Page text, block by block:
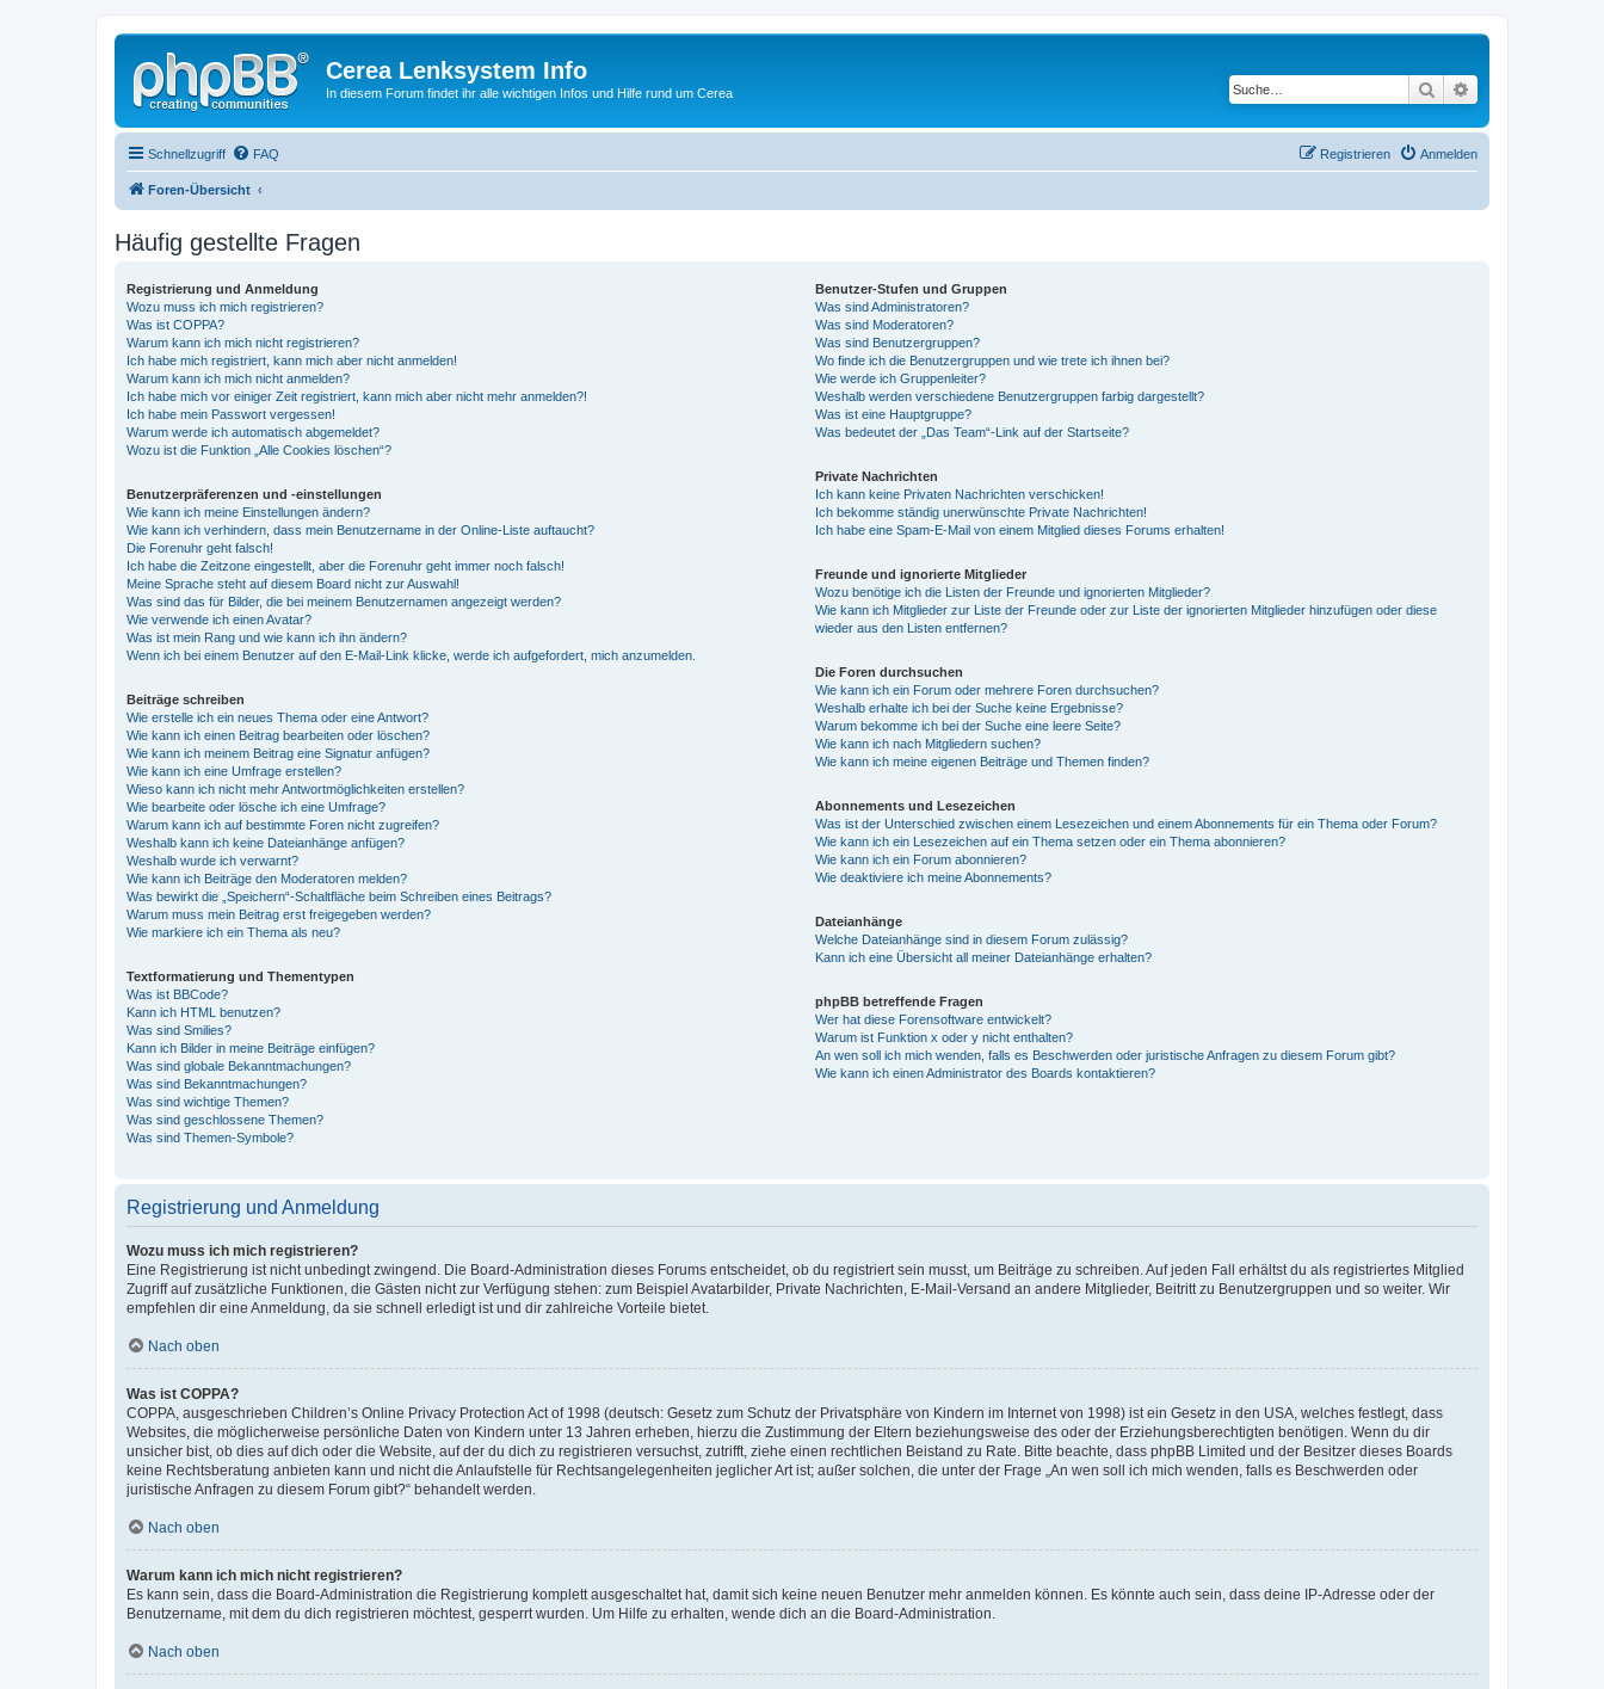
Cerea Lenksystem Info
In diesem Forum findet ihr alle wichtigen Infos und Hilfe rund um Cerea Suche
Schnellzugriff FAQ Anmelden
Registrieren
Foren-Übersicht
Häufig gestellte Fragen
Registrierung und Anmeldung
Wozu muss ich mich registrieren?
Was ist COPPA?
Warum kann ich mich nicht registrieren?
Ich habe mich registriert, kann mich aber nicht anmelden!
Warum kann ich mich nicht anmelden?
Ich habe mich vor einiger Zeit registriert, kann mich aber nicht mehr anmelden?!
Ich habe mein Passwort vergessen!
Warum werde ich automatisch abgemeldet?
Wozu ist die Funktion „Alle Cookies löschen“?
Benutzerpräferenzen und -einstellungen
Wie kann ich meine Einstellungen ändern?
Wie kann ich verhindern, dass mein Benutzername in der Online-Liste auftaucht?
Die Forenuhr geht falsch!
Ich habe die Zeitzone eingestellt, aber die Forenuhr geht immer noch falsch!
Meine Sprache steht auf diesem Board nicht zur Auswahl!
Was sind das für Bilder, die bei meinem Benutzernamen angezeigt werden?
Wie verwende ich einen Avatar?
Was ist mein Rang und wie kann ich ihn ändern?
Wenn ich bei einem Benutzer auf den E-Mail-Link klicke, werde ich aufgefordert, mich anzumelden.
Beiträge schreiben
Wie erstelle ich ein neues Thema oder eine Antwort?
Wie kann ich einen Beitrag bearbeiten oder löschen?
Wie kann ich meinem Beitrag eine Signatur anfügen?
Wie kann ich eine Umfrage erstellen?
Wieso kann ich nicht mehr Antwortmöglichkeiten erstellen?
Wie bearbeite oder lösche ich eine Umfrage?
Warum kann ich auf bestimmte Foren nicht zugreifen?
Weshalb kann ich keine Dateianhänge anfügen?
Weshalb wurde ich verwarnt?
Wie kann ich Beiträge den Moderatoren melden?
Was bewirkt die „Speichern“-Schaltfläche beim Schreiben eines Beitrags?
Warum muss mein Beitrag erst freigegeben werden?
Wie markiere ich ein Thema als neu?
Textformatierung und Thementypen
Was ist BBCode?
Kann ich HTML benutzen?
Was sind Smilies?
Kann ich Bilder in meine Beiträge einfügen?
Was sind globale Bekanntmachungen?
Was sind Bekanntmachungen?
Was sind wichtige Themen?
Was sind geschlossene Themen?
Was sind Themen-Symbole?
Benutzer-Stufen und Gruppen
Was sind Administratoren?
Was sind Moderatoren?
Was sind Benutzergruppen?
Wo finde ich die Benutzergruppen und wie trete ich ihnen bei?
Wie werde ich Gruppenleiter?
Weshalb werden verschiedene Benutzergruppen farbig dargestellt?
Was ist eine Hauptgruppe?
Was bedeutet der „Das Team“-Link auf der Startseite?
Private Nachrichten
Ich kann keine Privaten Nachrichten verschicken!
Ich bekomme ständig unerwünschte Private Nachrichten!
Ich habe eine Spam-E-Mail von einem Mitglied dieses Forums erhalten!
Freunde und ignorierte Mitglieder
Wozu benötige ich die Listen der Freunde und ignorierten Mitglieder?
Wie kann ich Mitglieder zur Liste der Freunde oder zur Liste der ignorierten Mitglieder hinzufügen oder diese
wieder aus den Listen entfernen?
Die Foren durchsuchen
Wie kann ich ein Forum oder mehrere Foren durchsuchen?
Weshalb erhalte ich bei der Suche keine Ergebnisse?
Warum bekomme ich bei der Suche eine leere Seite?
Wie kann ich nach Mitgliedern suchen?
Wie kann ich meine eigenen Beiträge und Themen finden?
Abonnements und Lesezeichen
Was ist der Unterschied zwischen einem Lesezeichen und einem Abonnements für ein Thema oder Forum?
Wie kann ich ein Lesezeichen auf ein Thema setzen oder ein Thema abonnieren?
Wie kann ich ein Forum abonnieren?
Wie deaktiviere ich meine Abonnements?
Dateianhänge
Welche Dateianhänge sind in diesem Forum zulässig?
Kann ich eine Übersicht all meiner Dateianhänge erhalten?
phpBB betreffende Fragen
Wer hat diese Forensoftware entwickelt?
Warum ist Funktion x oder y nicht enthalten?
An wen soll ich mich wenden, falls es Beschwerden oder juristische Anfragen zu diesem Forum gibt?
Wie kann ich einen Administrator des Boards kontaktieren?
Registrierung und Anmeldung
Wozu muss ich mich registrieren?
Eine Registrierung ist nicht unbedingt zwingend. Die Board-Administration dieses Forums entscheidet, ob du registriert sein musst, um Beiträge zu schreiben. Auf jeden Fall erhältst du als registriertes Mitglied
Zugriff auf zusätzliche Funktionen, die Gästen nicht zur Verfügung stehen: zum Beispiel Avatarbilder, Private Nachrichten, E-Mail-Versand an andere Mitglieder, Beitritt zu Benutzergruppen und so weiter. Wir
empfehlen dir eine Anmeldung, da sie schnell erledigt ist und dir zahlreiche Vorteile bietet.
Nach oben
Was ist COPPA?
COPPA, ausgeschrieben Children’s Online Privacy Protection Act of 1998 (deutsch: Gesetz zum Schutz der Privatsphäre von Kindern im Internet von 1998) ist ein Gesetz in den USA, welches festlegt, dass
Websites, die möglicherweise persönliche Daten von Kindern unter 13 Jahren erheben, hierzu die Zustimmung der Eltern beziehungsweise des oder der Erziehungsberechtigten benötigen. Wenn du dir
unsicher bist, ob dies auf dich oder die Website, auf der du dich zu registrieren versuchst, zutrifft, ziehe einen rechtlichen Beistand zu Rate. Bitte beachte, dass phpBB Limited und der Besitzer dieses Boards
keine Rechtsberatung anbieten kann und nicht die Anlaufstelle für Rechtsangelegenheiten jeglicher Art ist; außer solchen, die unter der Frage „An wen soll ich mich wenden, falls es Beschwerden oder
juristische Anfragen zu diesem Forum gibt?“ behandelt werden.
Nach oben
Warum kann ich mich nicht registrieren?
Es kann sein, dass die Board-Administration die Registrierung komplett ausgeschaltet hat, damit sich keine neuen Benutzer mehr anmelden können. Es könnte auch sein, dass deine IP-Adresse oder der
Benutzername, mit dem du dich registrieren möchtest, gesperrt wurden. Um Hilfe zu erhalten, wende dich an die Board-Administration.
Nach oben